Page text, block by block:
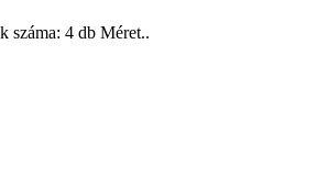
száma: 4 db Méret..